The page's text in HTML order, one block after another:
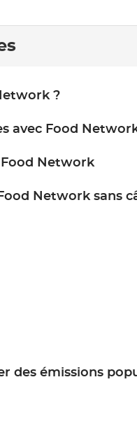
?
avec Food
Food Network
Network sans
des émissions